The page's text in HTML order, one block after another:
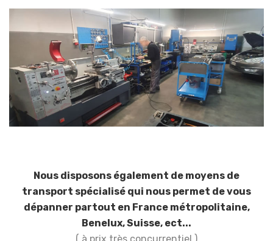
Nous disposons également de moyens de
transport spécialisé qui nous permet de vous
dépanner partout en France métropolitaine,
Benelux, Suisse, ect...